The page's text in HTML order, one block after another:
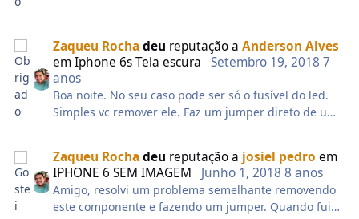
Zaqueu Rochadeu reputação aAnderson Alves
emIphone 6s Tela escura Setembro 19, 20187
anos
Boa noite. No seu caso pode ser só o fusível do led.
Simples vc remover ele. Faz um jumper direto de uma
Zaqueu Rochadeu reputação a josiel pedro em
IPHONE 6 SEM IMAGEM
Junho 1, 20188 anos
Amigo, resolvi um problema semelhante removendo
este componente e fazendo um jumper. Quando fui